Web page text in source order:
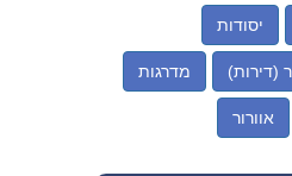
יסודות
(דירות) מדרגות
אוורור